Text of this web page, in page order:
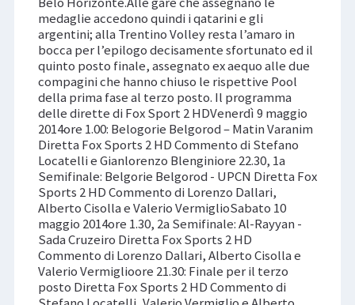
medaglie accedono quindi i qatarini e gli
argentini; alla Trentino Volley resta l’amaro in
bocca per l’epilogo decisamente sfortunato ed il
quinto posto finale, assegnato ex aequo alle due
compagini che hanno chiuso le rispettive Pool
della prima fase al terzo posto. Il programma
delle dirette di Fox Sport 2 HDVenerdì 9 maggio
2014ore 1.00: Belogorie Belgorod – Matin Varanim
Diretta Fox Sports 2 HD Commento di Stefano
Locatelli e Gianlorenzo Blenginiore 22.30, 1a
Semifinale: Belgorie Belgorod - UPCN Diretta Fox
Sports 2 HD Commento di Lorenzo Dallari,
Alberto Cisolla e Valerio VermiglioSabato 10
maggio 2014ore 1.30, 2a Semifinale: Al-Rayyan -
Sada Cruzeiro Diretta Fox Sports 2 HD
Commento di Lorenzo Dallari, Alberto Cisolla e
Valerio Vermiglioore 21.30: Finale per il terzo
posto Diretta Fox Sports 2 HD Commento di